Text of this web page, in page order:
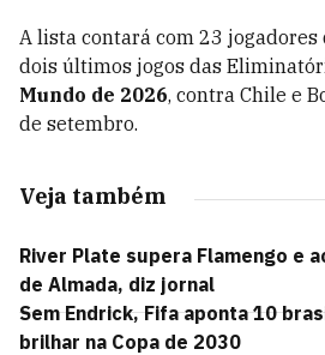
A lista contará com 23
dois últimos jogos das
Mundo de 2026, contra Chile e
de setembro.
Veja também
River Plate supera Flamengo e
de Almada, diz jornal
Sem Endrick, Fifa aponta 10
brilhar na Copa de 2030